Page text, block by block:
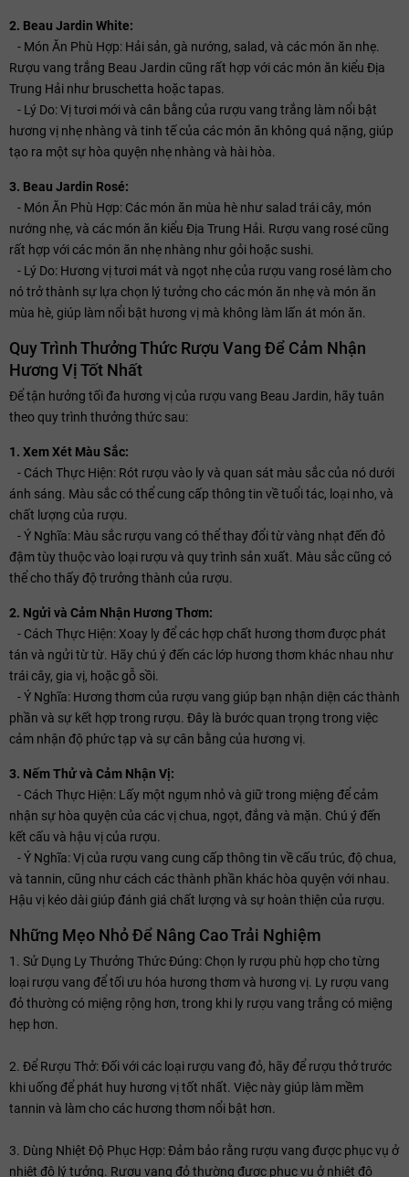
2. Beau Jardin White:
- Món Ăn Phù Hợp: Hải sản, gà nướng, salad, và các món ăn nhẹ.
Rượu vang trắng Beau Jardin cũng rất hợp với các món ăn kiểu Địa
Trung Hải như bruschetta hoặc tapas.
- Lý Do: Vị tươi mới và cân bằng của rượu vang trắng làm nổi bật
hương vị nhẹ nhàng và tinh tế của các món ăn không quá nặng, giúp
tạo ra một sự hòa quyện nhẹ nhàng và hài hòa.
3. Beau Jardin Rosé:
- Món Ăn Phù Hợp: Các món ăn mùa hè như salad trái cây, món
nướng nhẹ, và các món ăn kiểu Địa Trung Hải. Rượu vang rosé cũng
rất hợp với các món ăn nhẹ nhàng như gỏi hoặc sushi.
- Lý Do: Hương vị tươi mát và ngọt nhẹ của rượu vang rosé làm cho
nó trở thành sự lựa chọn lý tưởng cho các món ăn nhẹ và món ăn
mùa hè, giúp làm nổi bật hương vị mà không làm lấn át món ăn.
Quy Trình Thưởng Thức Rượu Vang Để Cảm Nhận
Hương Vị Tốt Nhất
Để tận hưởng tối đa hương vị của rượu vang Beau Jardin, hãy tuân
theo quy trình thưởng thức sau:
1. Xem Xét Màu Sắc:
- Cách Thực Hiện: Rót rượu vào ly và quan sát màu sắc của nó dưới
ánh sáng. Màu sắc có thể cung cấp thông tin về tuổi tác, loại nho, và
chất lượng của rượu.
- Ý Nghĩa: Màu sắc rượu vang có thể thay đổi từ vàng nhạt đến đỏ
đậm tùy thuộc vào loại rượu và quy trình sản xuất. Màu sắc cũng có
thể cho thấy độ trưởng thành của rượu.
2. Ngửi và Cảm Nhận Hương Thơm:
- Cách Thực Hiện: Xoay ly để các hợp chất hương thơm được phát
tán và ngửi từ từ. Hãy chú ý đến các lớp hương thơm khác nhau như
trái cây, gia vị, hoặc gỗ sồi.
- Ý Nghĩa: Hương thơm của rượu vang giúp bạn nhận diện các thành
phần và sự kết hợp trong rượu. Đây là bước quan trọng trong việc
cảm nhận độ phức tạp và sự cân bằng của hương vị.
3. Nếm Thử và Cảm Nhận Vị:
- Cách Thực Hiện: Lấy một ngụm nhỏ và giữ trong miệng để cảm
nhận sự hòa quyện của các vị chua, ngọt, đắng và mặn. Chú ý đến
kết cấu và hậu vị của rượu.
- Ý Nghĩa: Vị của rượu vang cung cấp thông tin về cấu trúc, độ chua,
và tannin, cũng như cách các thành phần khác hòa quyện với nhau.
Hậu vị kéo dài giúp đánh giá chất lượng và sự hoàn thiện của rượu.
Những Mẹo Nhỏ Để Nâng Cao Trải Nghiệm
1. Sử Dụng Ly Thưởng Thức Đúng: Chọn ly rượu phù hợp cho từng
loại rượu vang để tối ưu hóa hương thơm và hương vị. Ly rượu vang
đỏ thường có miệng rộng hơn, trong khi ly rượu vang trắng có miệng
hẹp hơn.
2. Để Rượu Thở: Đối với các loại rượu vang đỏ, hãy để rượu thở trước
khi uống để phát huy hương vị tốt nhất. Việc này giúp làm mềm
tannin và làm cho các hương thơm nổi bật hơn.
3. Dùng Nhiệt Độ Phục Hợp: Đảm bảo rằng rượu vang được phục vụ ở
nhiệt độ lý tưởng. Rượu vang đỏ thường được phục vụ ở nhiệt độ